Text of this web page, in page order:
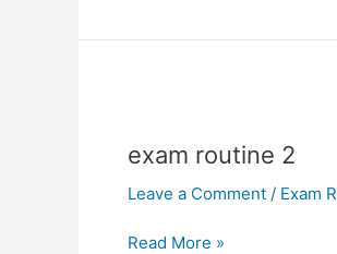
exam routine 2
Leave a Comment / Exam
2
Read More »